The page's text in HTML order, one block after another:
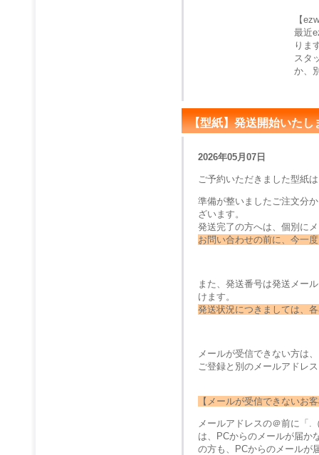
【
最近
りま
スタ
か、
【型紙】発送開始いたし
2026年05月07日
ご予約いただきました型紙
準備が整いましたご注文分
ざいます。
発送完了の方へは、個別に
お問い合わせの前に、今一
また、発送番号は発送メー
けます。
発送状況につきましては、
メールが受信できない方は、
ご登録と別のメールアドレ
【メールが受信できないお
メールアドレスの＠前に「.
は、PCからのメールが届か
の方も、PCからのメールが